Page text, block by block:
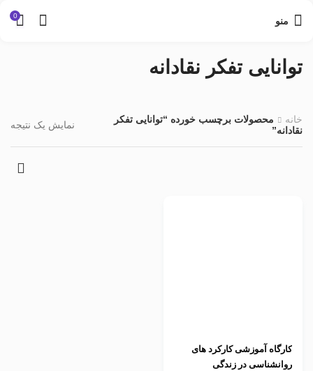
منو 0
توانایی تفکر نقادانه
خانه
محصولات برچسب خورده “توانایی تفکر
نقادانه”
نمایش یک نتیجه
کارگاه آموزشی کارکرد های
روانشناسی در زندگی